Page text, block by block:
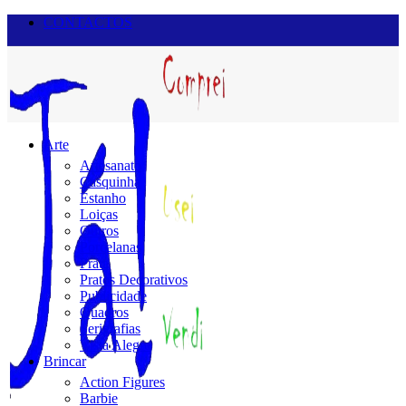
CONTACTOS
Arte
Artesanato
Casquinha
Estanho
Loiças
Outros
Porcelanas
Prata
Pratos Decorativos
Publicidade
Quadros
Serigrafias
Vista Alegre
Brincar
Action Figures
Barbie